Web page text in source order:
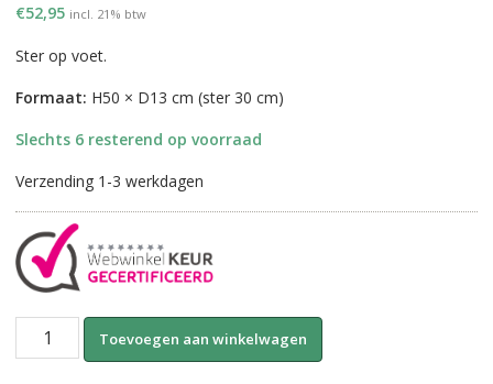
€52,95 incl. 21% btw
Ster op voet.
Formaat: H50 × D13 cm (ster 30 cm)
Slechts 6 resterend op voorraad
Verzending 1-3 werkdagen
Toevoegen aan winkelwagen